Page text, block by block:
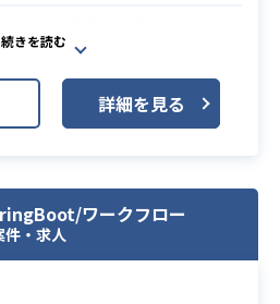
：Java、Spring Framework
MVC / Spring Boot）、Th
、
CSS、JavaScript（Ajax
等）、SQL、（尚可：ク
ASP、PHP/Laravel）
よるWebアプリケーション
1,000名規模の不動産会社に
システム部のインフラプロ
推進をご担当いただきま
社内ITインフラ全般を対象
者やベンダーをマネジメン
詳細を見る
ワークフロー
件・求人